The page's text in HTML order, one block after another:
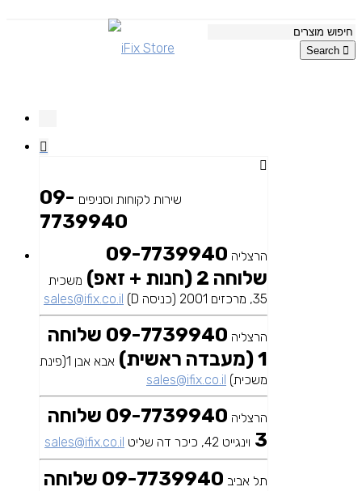
Search
שירות לקוחות וסניפים 09-
7739940
הרצליה 09-7739940
שלוחה 2 (חנות + זאפ)
משכית
35, מרכזים 2001 (כניסה D)
sales@ifix.co.il
הרצליה
09-7739940 שלוחה
1 (מעבדה ראשית)
אבא אבן 1(פינת
משכית) sales@ifix.co.il
הרצליה
09-7739940 שלוחה
3 וינגייט 42, כיכר דה שליט sales@ifix.co.il
תל אביב
09-7739940 שלוחה